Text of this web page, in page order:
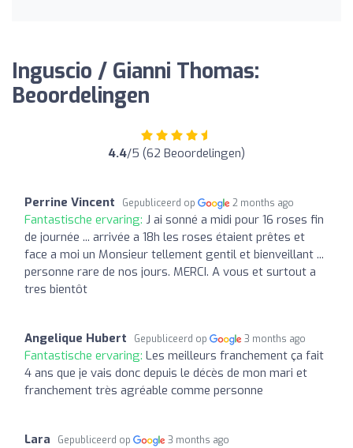
Inguscio / Gianni Thomas:
Beoordelingen
4.4/5 (62 Beoordelingen)
Perrine Vincent Gepubliceerd op 2 months ago
Fantastische ervaring: J ai sonné a midi pour 16 roses fin
de journée ... arrivée a 18h les roses étaient prêtes et
face a moi un Monsieur tellement gentil et bienveillant ...
personne rare de nos jours. MERCI. A vous et surtout a
tres bientôt
Angelique Hubert Gepubliceerd op 3 months ago
Fantastische ervaring: Les meilleurs franchement ça fait
4 ans que je vais donc depuis le décès de mon mari et
franchement très agréable comme personne
Lara Gepubliceerd op 3 months ago